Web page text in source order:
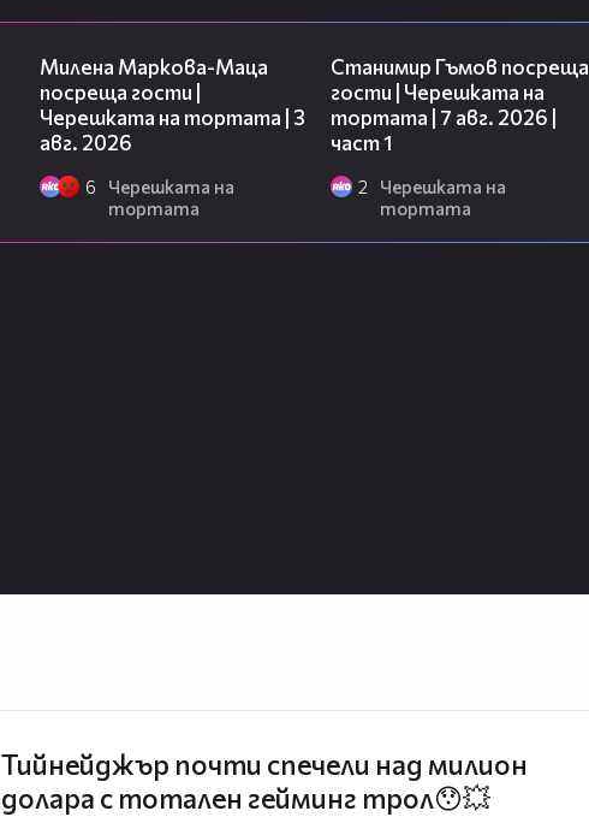
Милена Маркова-Маца
посреща гости |
Черешката на тортата | 3
авг. 2026
6
Черешката на
тортата
Станимир Гъмов посреща
гости | Черешката на
тортата | 7 авг. 2026 |
част 1
2
Черешката на
тортата
Тийнейджър почти спечели над милион
долара с тотален гейминг трол😯💥